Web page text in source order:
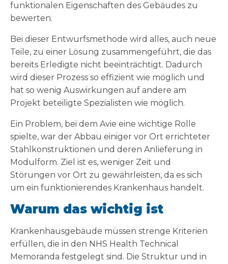
funktionalen Eigenschaften des Gebäudes zu
bewerten.
Bei dieser Entwurfsmethode wird alles, auch neue
Teile, zu einer Lösung zusammengeführt, die das
bereits Erledigte nicht beeinträchtigt. Dadurch
wird dieser Prozess so effizient wie möglich und
hat so wenig Auswirkungen auf andere am
Projekt beteiligte Spezialisten wie möglich.
Ein Problem, bei dem Avie eine wichtige Rolle
spielte, war der Abbau einiger vor Ort errichteter
Stahlkonstruktionen und deren Anlieferung in
Modulform. Ziel ist es, weniger Zeit und
Störungen vor Ort zu gewährleisten, da es sich
um ein funktionierendes Krankenhaus handelt.
Warum das wichtig ist
Krankenhausgebäude müssen strenge Kriterien
erfüllen, die in den NHS Health Technical
Memoranda festgelegt sind. Die Struktur und in